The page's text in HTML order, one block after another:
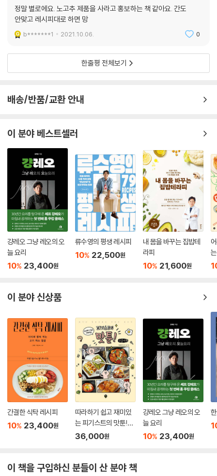
연근전
당근전
마전
자색 고구마전
더덕전
추어탕
늙은 호박범벅
청국장무침
미더덕찜
가오리찜
시래기 고등어조림
도루묵찌개
조기 무찌개
표고버섯 미역국
쇠고기 뭇국
돼지고기 수육
조청 고추장
온기 가득한 겨울 요리 Recipe
녹두죽
된장찌개
마 된장국
김치 콩나물국
김치 콩나물죽
콩나물무침
채계장
콩비지찌개
두부장아찌
팽이버섯 두부조림
두부 쇠고기부침
오곡밥
정말 별로에요. 노고추 제품을 사라고 홍보하는 책 같아요. 간도
안맞고 레시피대로 하면 망
b*******1 2021.10.06. 0
한줄평 전체보기
배송/반품/교환 안내
이 분야 베스트셀러
걍레오 그냥 레오의 오
늘 요리
10% 23,400원
류수영의 평생 레시피
10% 22,500원
내 몸을 바꾸는 집밥테
라피
10% 21,600원
이 분야 신상품
간결한 식탁 레시피
10% 23,400원
따라하기 쉽고 재미있
는 피기스트의 맛툰!
(큰글자책)
36,000원
걍레오 그냥 레오의 오
늘 요리
10% 23,400원
이 책을 구입하신 분들이 산 분야 책